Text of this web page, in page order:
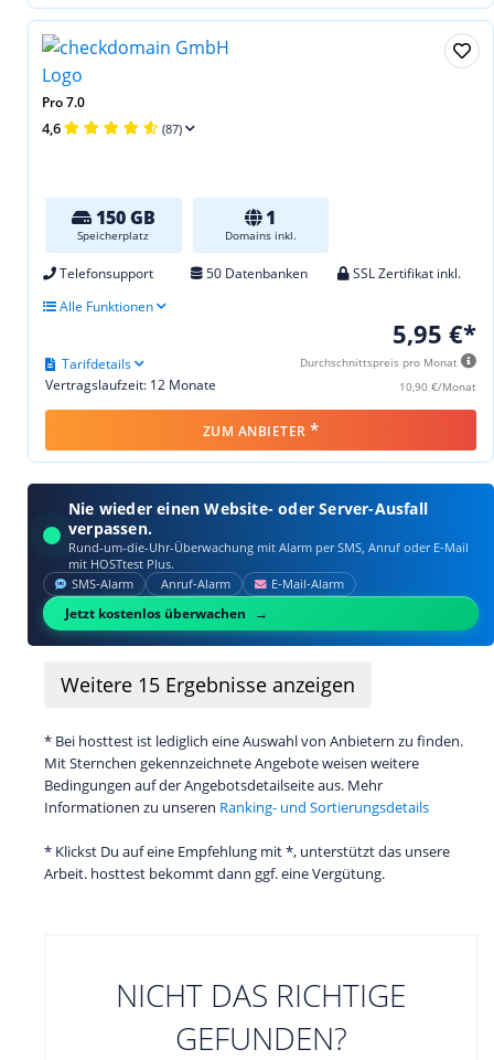
Pro 7.0
4,6 (87)
150 GB
Speicherplatz
1
Domains inkl.
Telefonsupport 50 Datenbanken
SSL Zertifikat inkl.
Alle Funktionen
5,95 €*
Durchschnittspreis pro Monat
10,90 €/Monat
Vertragslaufzeit: 12 Monate
Tarifdetails
ZUM ANBIETER *
Nie wieder einen Website- oder Server-Ausfall
verpassen.
Rund-um-die-Uhr-Überwachung mit Alarm per SMS, Anruf oder E‑Mail
mit HOSTtest Plus.
SMS‑Alarm Anruf‑Alarm E‑Mail‑Alarm
Jetzt kostenlos überwachen
Weitere 15 Ergebnisse anzeigen
* Bei hosttest ist lediglich eine Auswahl von Anbietern zu finden.
Mit Sternchen gekennzeichnete Angebote weisen weitere
Bedingungen auf der Angebotsdetailseite aus. Mehr
Informationen zu unseren Ranking- und Sortierungsdetails
* Klickst Du auf eine Empfehlung mit *, unterstützt das unsere
Arbeit. hosttest bekommt dann ggf. eine Vergütung.
NICHT DAS RICHTIGE
GEFUNDEN?